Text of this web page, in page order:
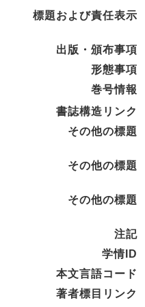
標題および責任表示
出版・頒布事項
形態事項
巻号情報
書誌構造リンク
その他の標題
その他の標題
その他の標題
注記
学情ID
本文言語コード
著者標目リンク